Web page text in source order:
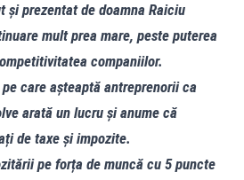
și prezentat de doamna Raiciu
mult prea mare, peste puterea
companiilor.
care așteaptă antreprenorii ca
arată un lucru și anume că
de taxe și impozite.
pe forța de muncă cu 5 puncte